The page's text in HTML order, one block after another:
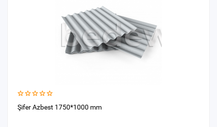
Şifer Azbest 1750*1000 mm